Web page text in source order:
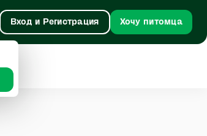
Вход и Регистрация Хочу питомца